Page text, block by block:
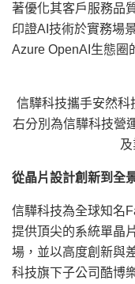
著優化其客戶服務品
印證AI技術於實務場
Azure OpenAI生態圈
信驊科技攜手安然科
右分別為信驊科技營
從晶片設計創新到
信驊科技為全球知名
提供頂尖的系統單晶
場，並以高度創新與
科技旗下子公司酷博